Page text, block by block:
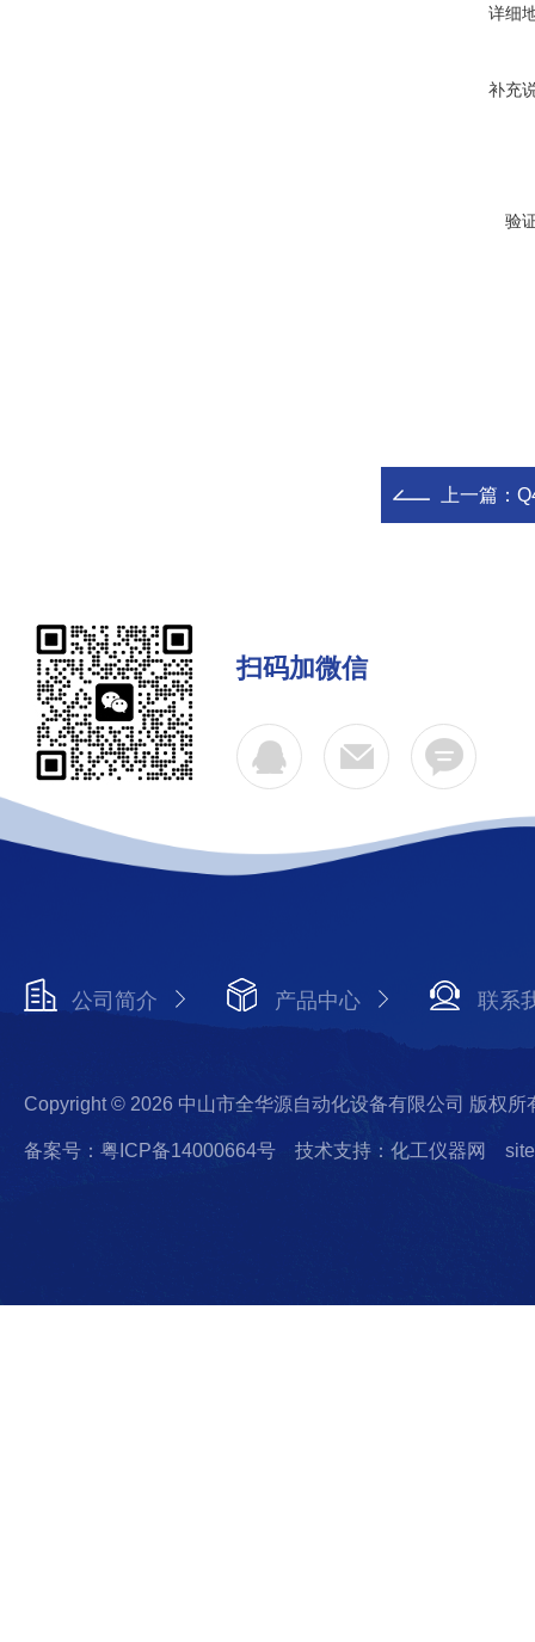
详细
补充
验
上一篇：
扫码加微信
公司简介 产品中心 联系
Copyright © 2026 中山市全华源自动化设备有限公司 版权所
备案号：粤ICP备14000664号 技术支持：化工仪器网